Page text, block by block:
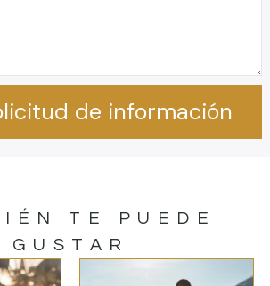
de información
TE PUEDE
GUSTAR